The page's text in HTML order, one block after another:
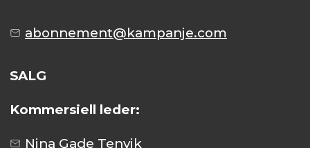
abonnement@kampanje.com
SALG
Kommersiell leder:
Nina Gade Tenvik